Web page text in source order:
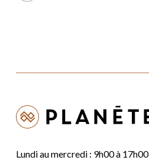
Lundi au mercredi : 9h00 à 17h00